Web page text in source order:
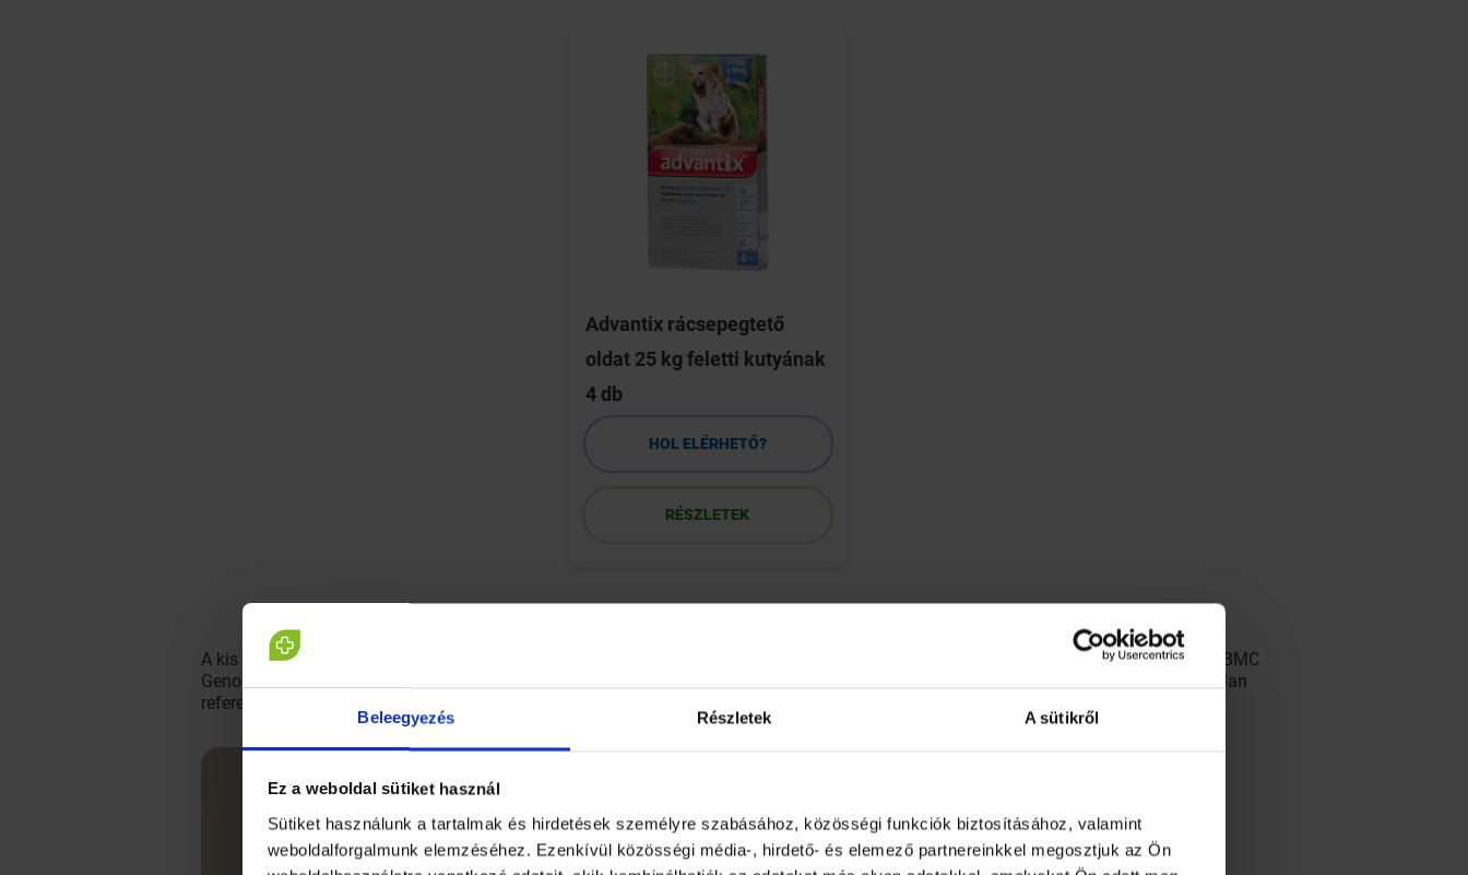
Beleegyezés Részletek A sütikről
Ez a weboldal sütiket használ
Sütiket használunk a tartalmak és hirdetések személyre szabásához, közösségi funkciók biztosításához, valamint
weboldalforgalmunk elemzéséhez. Ezenkívül közösségi média-, hirdető- és elemező partnereinkkel megosztjuk az Ön
Advantix rácsepegtető
oldat 25 kg feletti kutyának
4 db
HOL ELÉRHETŐ?
RÉSZLETEK
A kis termetű basenji, amelynek egyik sajátossága, hogy nem tud ugatni, ma is együtt él és vadászik néhány afrikai törzs tagjaival. A BMC
Genomics című folyóiratban publikált tanulmány szerint a kutyafajták családfájának törzsénél elhelyezkedő basenji genomja torzítatlan
referenciaként fog szolgálni a különböző fajták jövőbeli összehasonlításakor.